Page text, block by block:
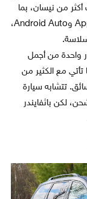
من نيسان، بما
في ذلك خيارات الاتصال مثل Apple CarPlay وAndroid Auto،
واحدة من أجمل
مع الكثير من
تتشابه سيارة
لكن باثفايندر